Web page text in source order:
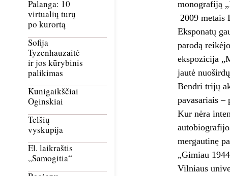
Palanga: 10
virtualių turų
po kurortą
Sofija
Tyzenhauzaitė
ir jos kūrybinis
palikimas
Kunigaikščiai
Oginskiai
Telšių
vyskupija
El. laikraštis
„Samogitia“
monografiją
2009 metais
Eksponatų
parodą
ekspozicija
jautė
Bendri trijų
pavasariais –
Kur nėra
mergautinę
„Gimiau
Vilniaus